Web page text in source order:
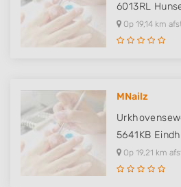
6013RL
Op 19,14 km
MNailz
5641KB
Op 19,21 km